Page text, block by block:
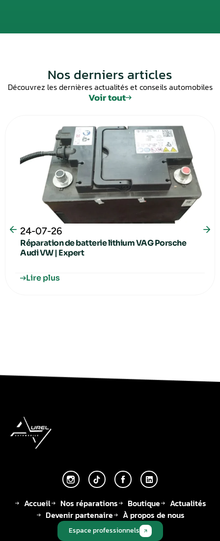
Nos derniers articles
Découvrez les dernières actualités et conseils automobiles
Voir tout
24-07-26
Réparation de batterie lithium VAG Porsche
Audi VW | Expert
Lire plus
Accueil Nos réparations Boutique
Actualités
Devenir partenaire
À propos de nous
Espace professionnels